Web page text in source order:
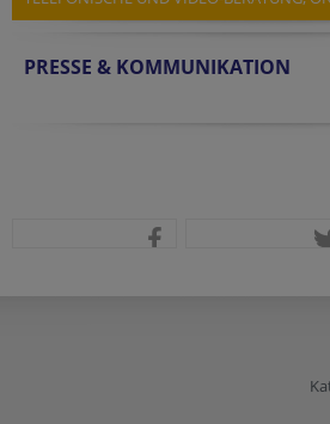
PRESSE & KOMMUNIKATION